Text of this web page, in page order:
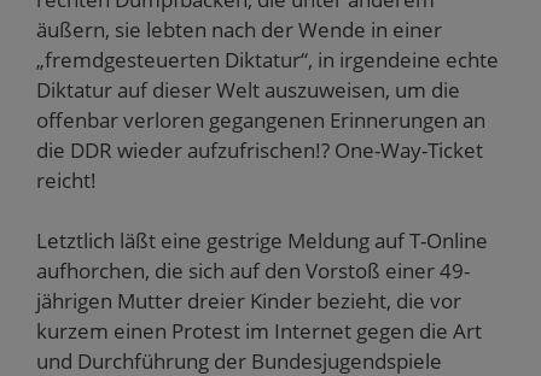
äußern, sie lebten nach der Wende in einer
„fremdgesteuerten Diktatur“, in irgendeine echte
Diktatur auf dieser Welt auszuweisen, um die
offenbar verloren gegangenen Erinnerungen an
die DDR wieder aufzufrischen!? One-Way-Ticket
reicht!
Letztlich läßt eine gestrige Meldung auf T-Online
aufhorchen, die sich auf den Vorstoß einer 49-
jährigen Mutter dreier Kinder bezieht, die vor
kurzem einen Protest im Internet gegen die Art
und Durchführung der Bundesjugendspiele